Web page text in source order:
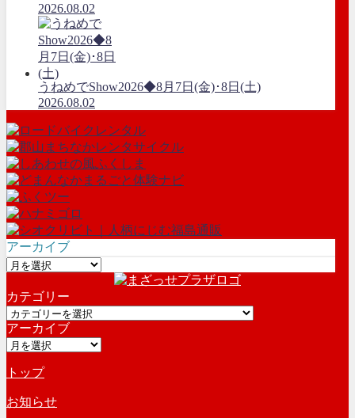
2026.08.02
うねめでShow2026◆8月7日(金)･8日(土)
2026.08.02
アーカイブ
ア
カ
イ
ブ
カテゴリー
カ
テ
ゴ
ー
アーカイブ
ア
カ
イ
ブ
トップ
お知らせ